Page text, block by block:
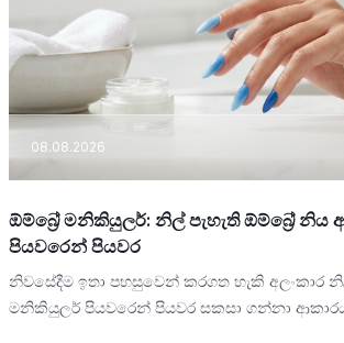
08.08.2026
ඕම්බ්‍රේ මනිකියුලර්: නිල් පැහැති ඕම්බ්‍රේ නිය
පියවරෙන් පියවර
නිවසේදීම ඉතා පහසුවෙන් කරගත හැකි අලංකාර
මනිකියුලර් පියවරෙන් පියවර සකසා ගන්නා